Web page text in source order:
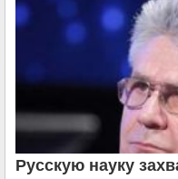
Русскую науку